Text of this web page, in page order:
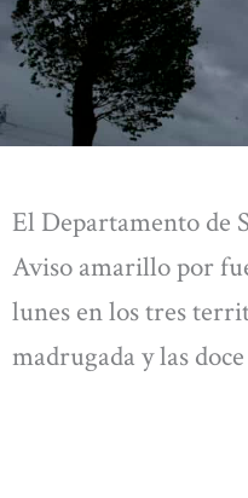
El Departamento de
Aviso amarillo por
lunes en los tres
madrugada y las